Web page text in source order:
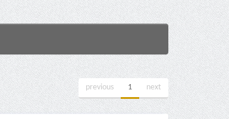
previous 1 next